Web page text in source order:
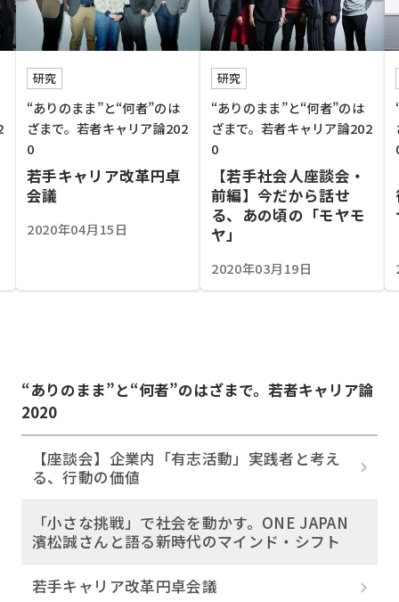
研究
“ありのまま”と“何者”のは
ざまで。若者キャリア論202
0
若手キャリア改革円卓
会議
2020年04月15日
研究
“ありのまま”と“何者”のは
ざまで。若者キャリア論202
0
【若手社会人座談会・
前編】今だから話せ
る、あの頃の「モヤモ
ヤ」
2020年03月19日
“ありのまま”と“何者”のはざまで。若者キャリア論
2020
【座談会】企業内「有志活動」実践者と考え
る、行動の価値
「小さな挑戦」で社会を動かす。ONE JAPAN
濱松誠さんと語る新時代のマインド・シフト
若手キャリア改革円卓会議